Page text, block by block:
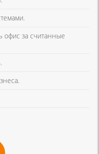
офис за считанные